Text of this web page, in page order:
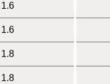
1.6
1.6
1.8
1.8